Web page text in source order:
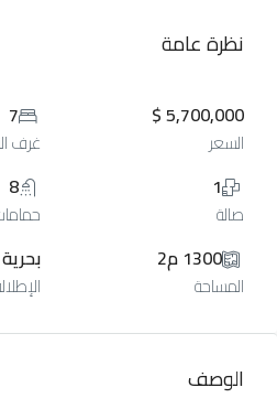
نظرة عامة
5,700,000 $
السعر
7
غرف
1
صالة
8
1300 م2
المساحة
الوصف